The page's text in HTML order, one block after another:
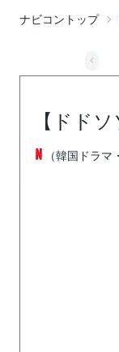
ナビコントップ
【ドド
（韓国ドラマ